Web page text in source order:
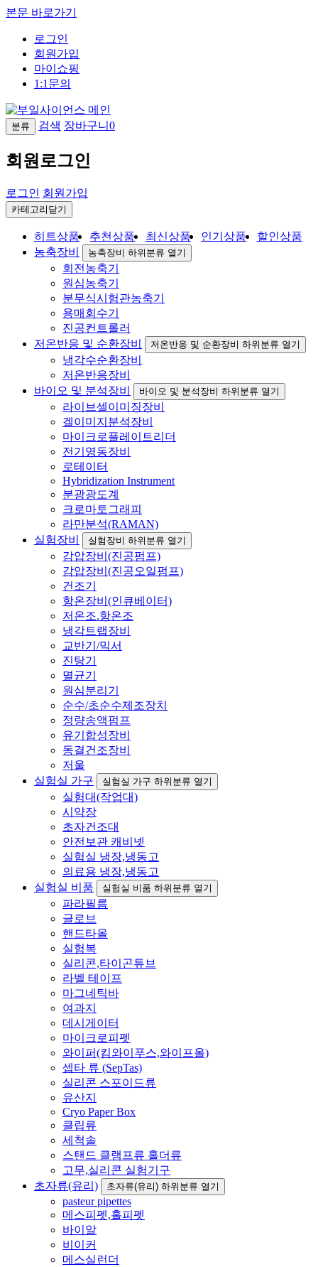
본문 바로가기
로그인
회원가입
마이쇼핑
1:1문의
분류 검색 장바구니 0
회원로그인
로그인 회원가입
카테고리닫기
히트상품 추천상품 최신상품 인기상품
할인상품
농축장비
농축장비 하위분류 열기
회전농축기
원심농축기
분무식시험관농축기
용매회수기
진공컨트롤러
저온반응 및 순환장비
저온반응 및 순환장비 하위분류 열기
냉각수순환장비
저온반응장비
바이오 및 분석장비
바이오 및 분석장비 하위분류 열기
라이브셀이미징장비
겔이미지분석장비
마이크로플레이트리더
전기영동장비
로테이터
Hybridization Instrument
분광광도계
크로마토그래피
라만분석(RAMAN)
실험장비
실험장비 하위분류 열기
감압장비(진공펌프)
감압장비(진공오일펌프)
건조기
항온장비(인큐베이터)
저온조.항온조
냉각트랩장비
교반기/믹서
진탕기
멸균기
원심분리기
순수/초순수제조장치
정량송액펌프
유기합성장비
동결건조장비
저울
실험실 가구
실험실 가구 하위분류 열기
실험대(작업대)
시약장
초자건조대
안전보관 캐비넷
실험실 냉장,냉동고
의료용 냉장,냉동고
실험실 비품
실험실 비품 하위분류 열기
파라필름
글로브
핸드타올
실험복
실리콘,타이곤튜브
라벨 테이프
마그네틱바
여과지
데시게이터
마이크로피펫
와이퍼(킴와이푸스,와이프올)
셉타 류 (SepTas)
실리콘 스포이드류
유산지
Cryo Paper Box
클립류
세척솔
스탠드 클램프류 홀더류
고무,실리콘 실험기구
초자류(유리)
초자류(유리) 하위분류 열기
pasteur pipettes
메스피펫,홀피펫
바이알
비이커
메스실런더